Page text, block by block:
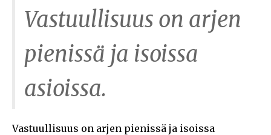
Vastuullisuus on arjen
pienissä ja isoissa
asioissa.
Vastuullisuus on arjen pienissä ja isoissa